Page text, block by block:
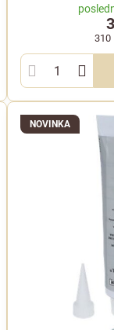
310
NOVINKA